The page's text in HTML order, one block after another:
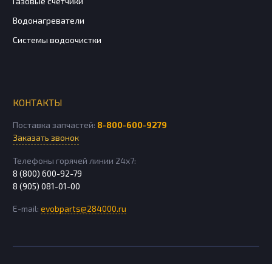
Водонагреватели
Системы водоочистки
КОНТАКТЫ
Поставка запчастей: 8-800-600-9279
Заказать звонок
Телефоны горячей линии 24х7:
8 (800) 600-92-79
8 (905) 081-01-00
E-mail: evobparts@284000.ru